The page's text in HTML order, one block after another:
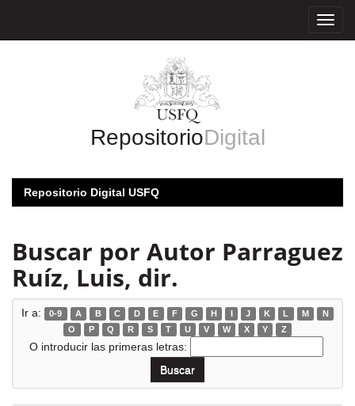
RepositorioDigital
Repositorio Digital USFQ
Buscar por Autor Parraguez
Ruíz, Luis, dir.
Ir a: 0-9 A B C D E F G H I J K L M
N
O
P Q R S T U V W X Y Z
O introducir las primeras letras: